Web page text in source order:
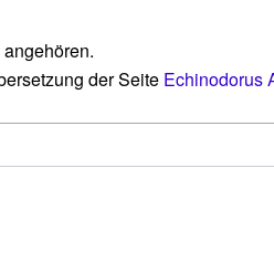
der Seite Echinodorus